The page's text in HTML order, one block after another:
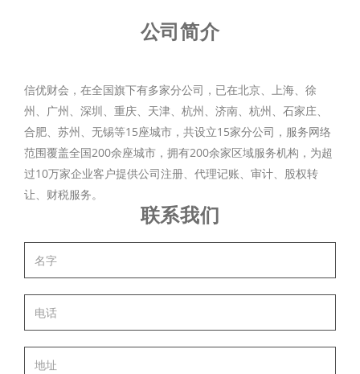
公司简介
信优财会，在全国旗下有多家分公司，已在北京、上海、徐
州、广州、深圳、重庆、天津、杭州、济南、杭州、石家庄、
合肥、苏州、无锡等15座城市，共设立15家分公司，服务网络
范围覆盖全国200余座城市，拥有200余家区域服务机构，为超
过10万家企业客户提供公司注册、代理记账、审计、股权转
让、财税服务。
联系我们